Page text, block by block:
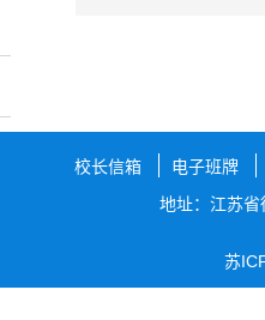
校长信箱
电子班牌
地址：江苏
苏